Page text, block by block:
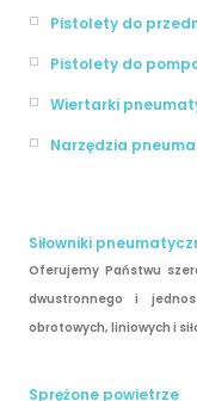
Pistolety do
Pistolety do
Wiertarki
Narzędzia
Siłowniki
Oferujemy Państwu
dwustronnego i
obrotowych, liniowych i
Sprężone powietrze